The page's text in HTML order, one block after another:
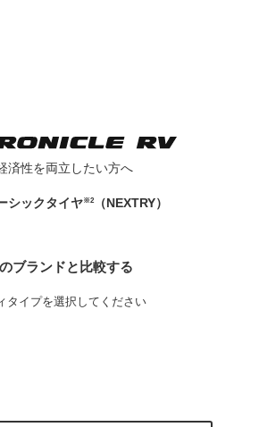
済性を両立したい方へ
シックタイヤ※2（NEXTRY）
ブランドと比較する
タイプを選択してください